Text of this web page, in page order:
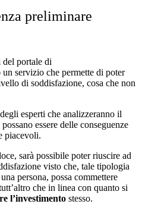
preliminare
portale di
servizio che permette di poter
di soddisfazione, cosa che non
esperti che analizzeranno il
essere delle conseguenze
piacevoli.
sarà possibile poter riuscire ad
visto che, tale tipologia
persona, possa commettere
che in linea con quanto si
l’investimento stesso.